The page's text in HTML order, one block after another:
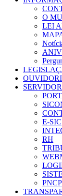
O
LEI
SERVIDOR
E-SIC
RH
PNCP